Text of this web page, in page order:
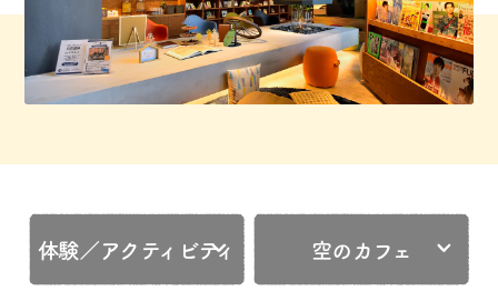
体験／アクティビティ 空のカフェ